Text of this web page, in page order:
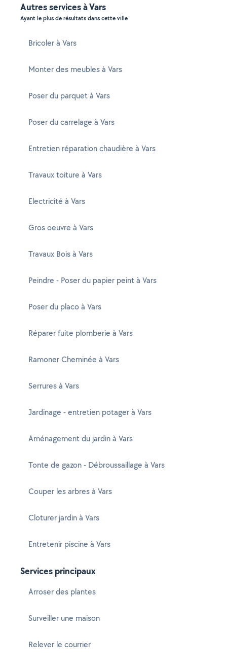
Autres services à Vars
Ayant le plus de résultats dans cette ville
Bricoler à Vars
Monter des meubles à Vars
Poser du parquet à Vars
Poser du carrelage à Vars
Entretien réparation chaudière à Vars
Travaux toiture à Vars
Electricité à Vars
Gros oeuvre à Vars
Travaux Bois à Vars
Peindre - Poser du papier peint à Vars
Poser du placo à Vars
Réparer fuite plomberie à Vars
Ramoner Cheminée à Vars
Serrures à Vars
Jardinage - entretien potager à Vars
Aménagement du jardin à Vars
Tonte de gazon - Débroussaillage à Vars
Couper les arbres à Vars
Cloturer jardin à Vars
Entretenir piscine à Vars
Services principaux
Arroser des plantes
Surveiller une maison
Relever le courrier